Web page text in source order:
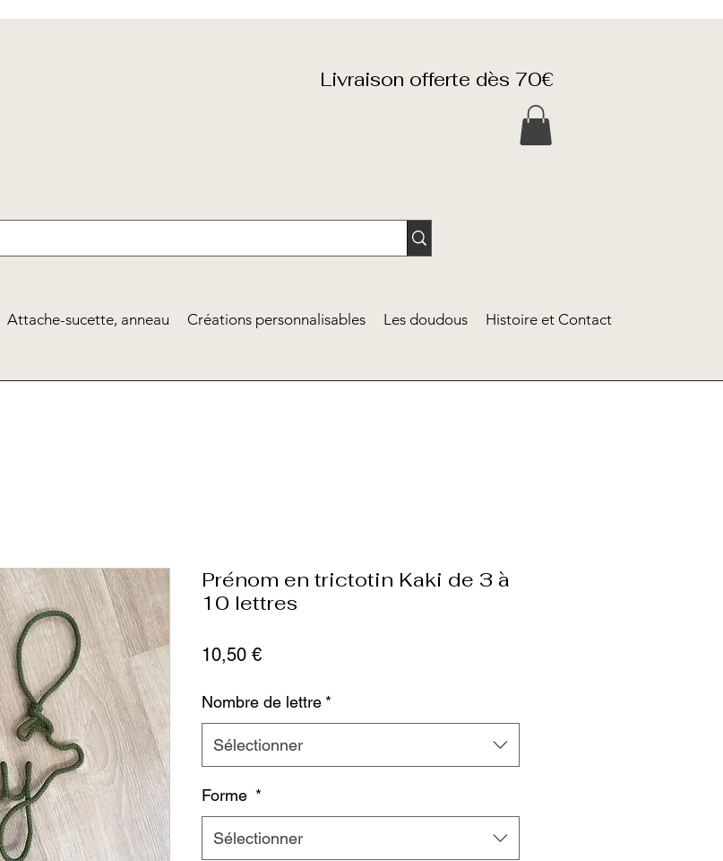
Livraison offerte dès 70€
Attache-sucette, anneau Créations personnalisables Les doudous Histoire et Contact
Prénom en trictotin Kaki de 3 à
10 lettres
10,50 €Prix
Nombre de lettre *
Sélectionner
Forme *
Sélectionner